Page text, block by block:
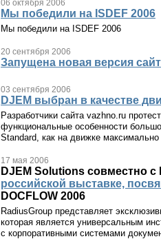
06 октября 2006
Мы победили на ISDEF 2006
Мы победили на ISDEF 2006
20 сентября 2006
Запущена новая версия
03 сентября 2006
DJEM выбран в качестве
Разработчики сайта vazhno.ru
функциональные особенности
Standard, как на движке
17 мая 2006
DJEM Solutions совместно
российской выставке,
DOCFLOW 2006
RadiusGroup представляет
которая является универсальным
с корпоративными системами